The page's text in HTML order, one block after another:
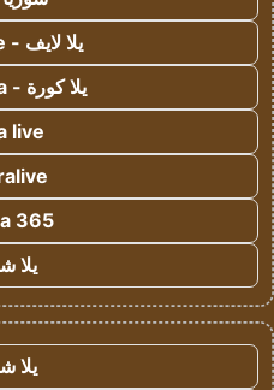
يلا لايف - yalla live
يلا كورة - yallakora
live
365
يلا
يلا